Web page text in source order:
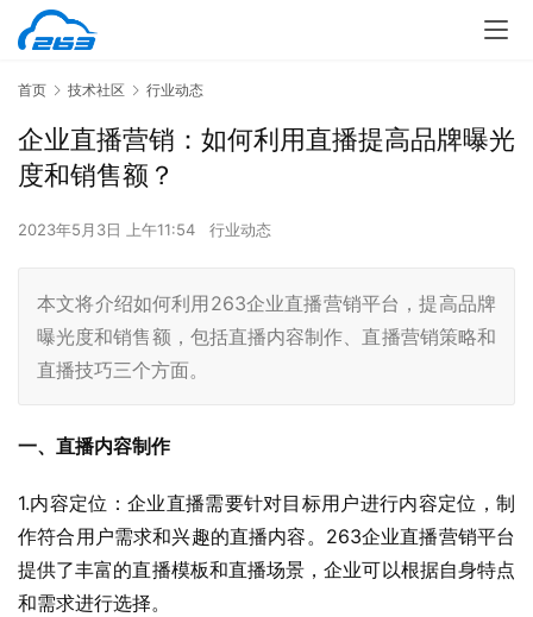
首页 技术社区 行业动态
企业直播营销：如何利用直播提高品牌曝光
度和销售额？
2023年5月3日 上午11:54 行业动态
本文将介绍如何利用263企业直播营销平台，提高品牌
曝光度和销售额，包括直播内容制作、直播营销策略和
直播技巧三个方面。
一、直播内容制作
1.内容定位：企业直播需要针对目标用户进行内容定位，制
作符合用户需求和兴趣的直播内容。263企业直播营销平台
提供了丰富的直播模板和直播场景，企业可以根据自身特点
和需求进行选择。